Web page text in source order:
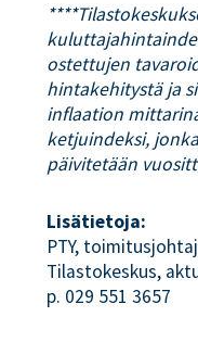
ostettujen
hintakehitystä ja
inflaation
ketjuindeksi,
päivitetään
Lisätietoja:
PTY,
Tilastokeskus,
p. 029 551 3657